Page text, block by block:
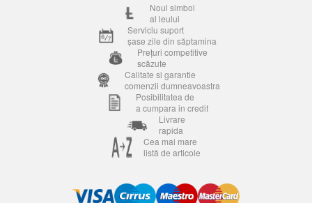
Noul simbol
al leului
Serviciu suport
șase zile din săptamina
Prețuri competitive
scăzute
Calitate si garantie
comenzii dumneavoastra
Posibilitatea de
a cumpara in credit
Livrare
rapida
Cea mai mare
listă de articole